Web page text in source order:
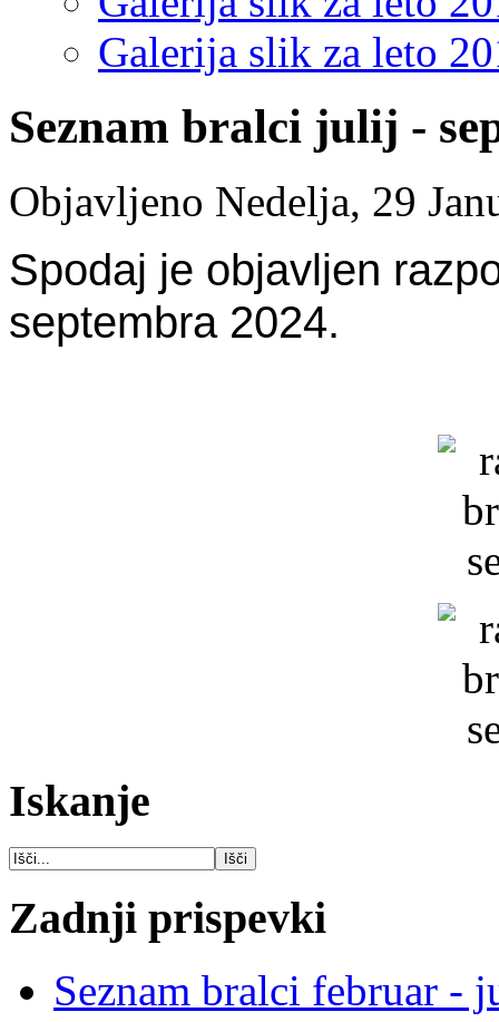
Galerija slik za leto
Seznam bralci julij -
Objavljeno Nedelja, 29
Spodaj je objavljen
septembra 2024.
Iskanje
Zadnji prispevki
Seznam bralci februar -